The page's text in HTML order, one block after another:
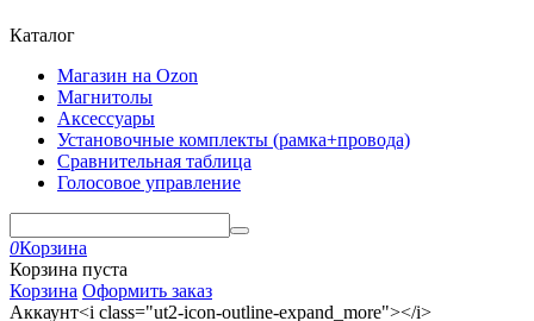
Каталог
Магазин на Ozon
Магнитолы
Аксессуары
Установочные комплекты (рамка+провода)
Сравнительная таблица
Голосовое управление
0Корзина
Корзина пуста
Корзина Оформить заказ
Аккаунт<i class="ut2-icon-outline-expand_more"></i>